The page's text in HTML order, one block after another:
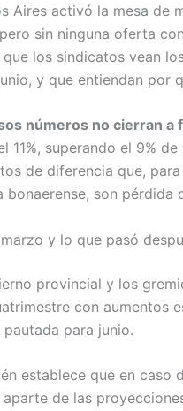
Aires activó la mesa
sin ninguna oferta
los sindicatos vean
y que entiendan por
números no cierran a
11%, superando el 9%
de diferencia que,
bonaerense, son pérdida
y lo que pasó
provincial y los
con aumentos
para junio.
establece que en
de las